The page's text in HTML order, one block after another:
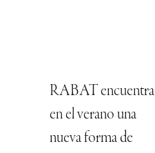
RABAT encuentra
en el verano una
nueva forma de